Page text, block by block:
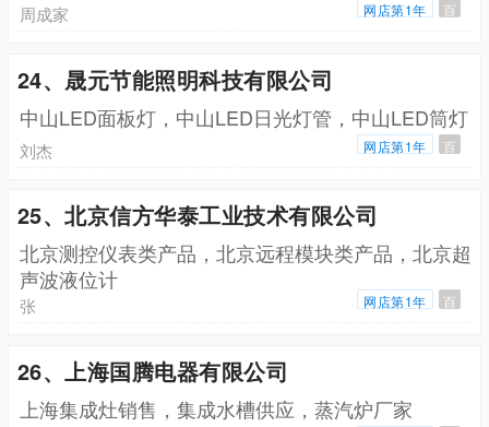
周成家 网店第1年 百
24、晟元节能照明科技有限公司
中山LED面板灯，中山LED日光灯管，中山LED筒灯
刘杰 网店第1年 百
25、北京信方华泰工业技术有限公司
北京测控仪表类产品，北京远程模块类产品，北京超
声波液位计
张 网店第1年 百
26、上海国腾电器有限公司
上海集成灶销售，集成水槽供应，蒸汽炉厂家